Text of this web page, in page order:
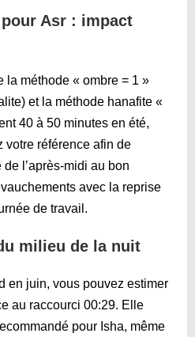
Asr : impact
la méthode « ombre = 1 »
et la méthode hanafite «
40 à 50 minutes en été,
votre référence afin de
l’après-midi au bon
avec la reprise
de travail.
milieu de la nuit
en juin, vous pouvez estimer
au raccourci 00:29. Elle
pour Isha, même